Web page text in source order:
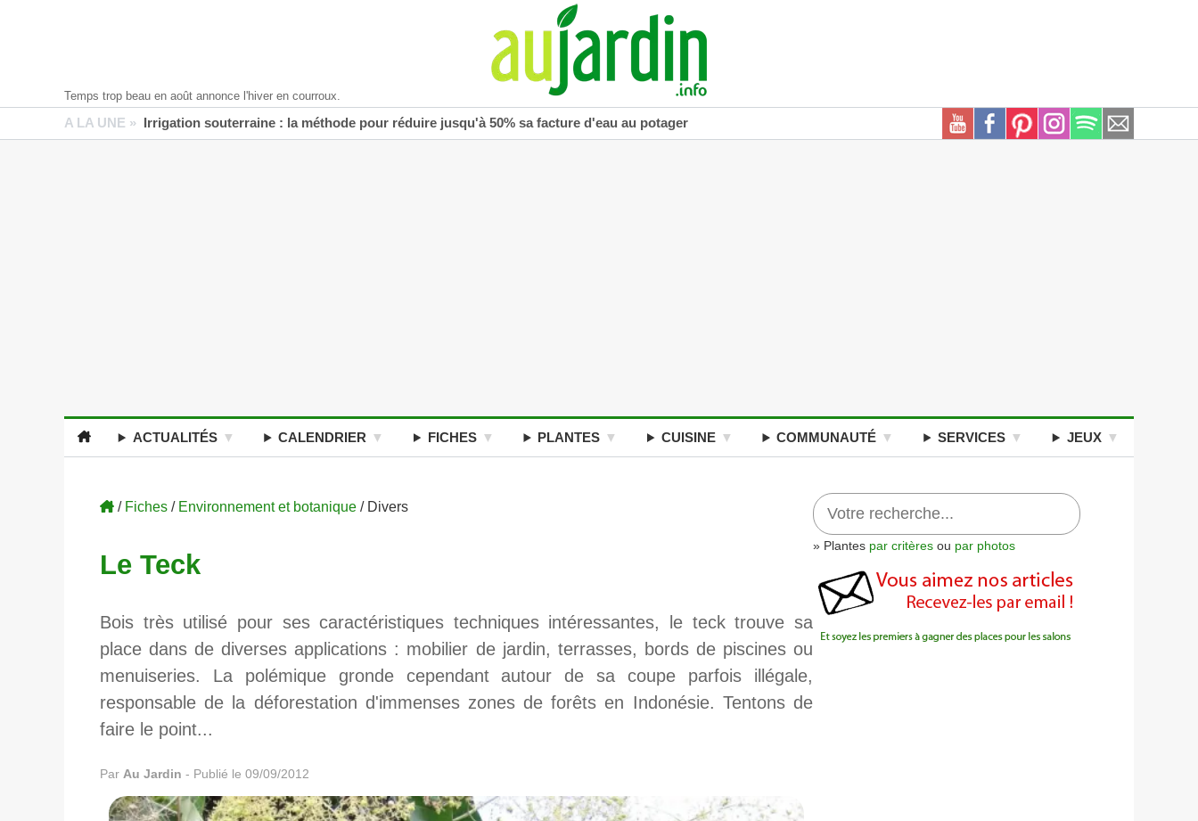
Temps trop beau en août annonce l'hiver en courroux.
A LA UNE » Irrigation souterraine : la méthode pour réduire jusqu'à 50% sa facture d'eau au potager
ACTUALITÉS CALENDRIER FICHES PLANTES CUISINE COMMUNAUTÉ SERVICES JEUX
/ Fiches / Environnement et botanique / Divers
Le Teck
Bois très utilisé pour ses caractéristiques techniques intéressantes, le teck trouve sa
place dans de diverses applications : mobilier de jardin, terrasses, bords de piscines ou
menuiseries. La polémique gronde cependant autour de sa coupe parfois illégale,
responsable de la déforestation d'immenses zones de forêts en Indonésie. Tentons de
faire le point...
Par Au Jardin - Publié le 09/09/2012
» Plantes par critères ou par photos